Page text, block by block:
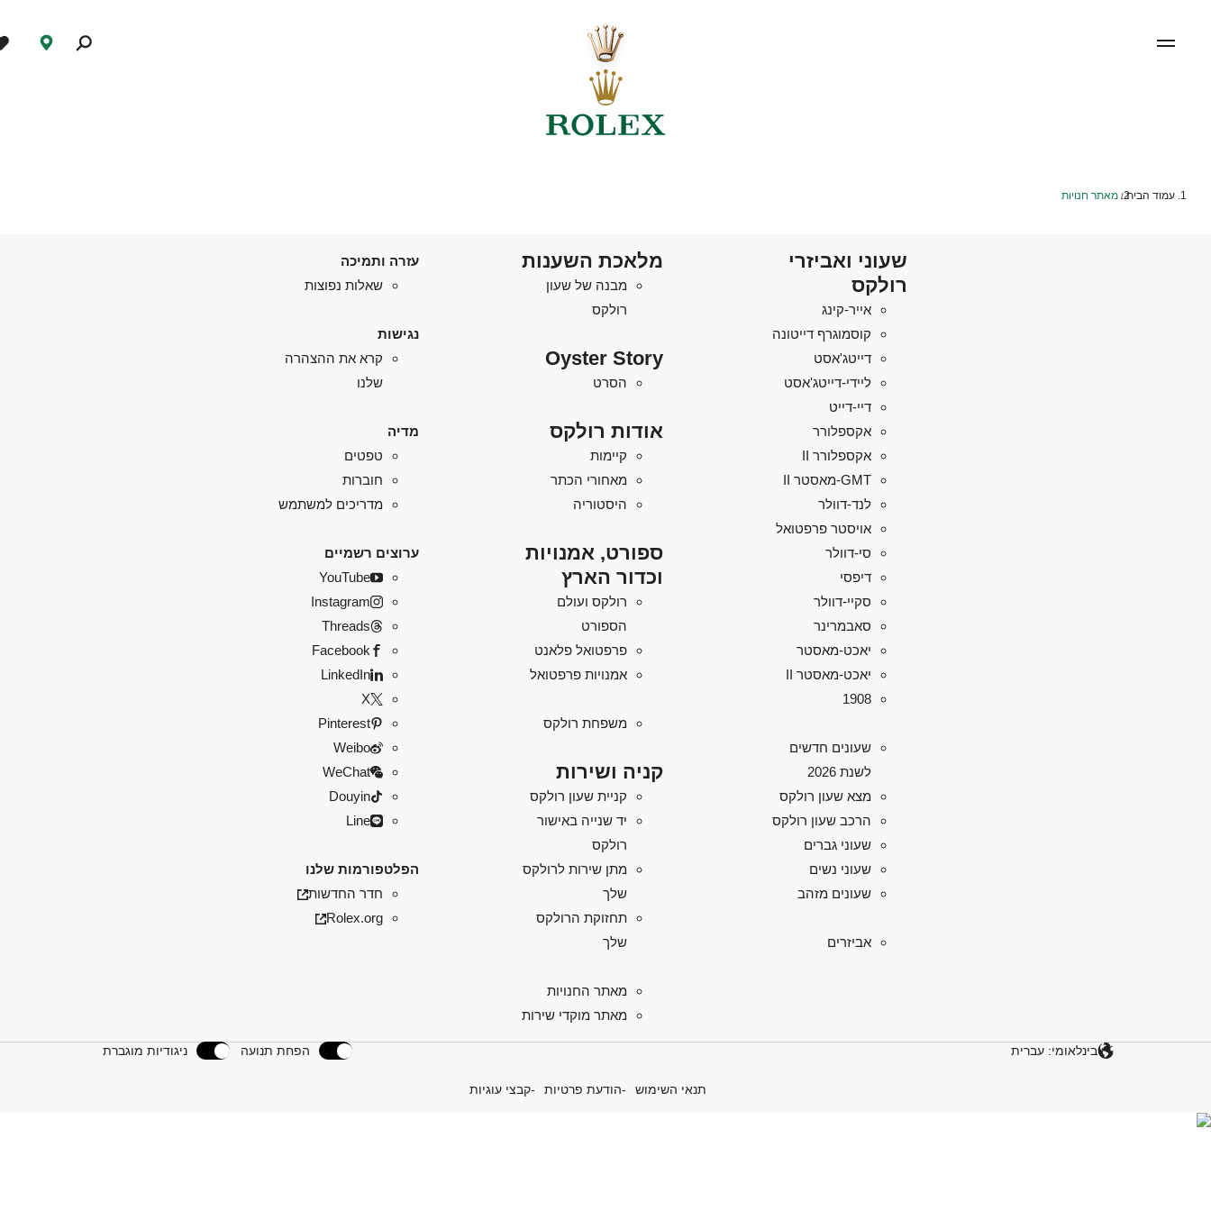
עמוד הבית/ מאתר חנויות
שעוני ואביזרי
רולקס
אייר-קינג
קוסמוגרף דייטונה
דייטג'אסט
ליידי-דייטג'אסט
דיי-דייט
אקספלורר
אקספלורר II
GMT-מאסטר II
לנד-דוולר
אויסטר פרפטואל
סי-דוולר
דיפסי
סקיי-דוולר
סאבמרינר
יאכט-מאסטר
יאכט-מאסטר II
1908
שעונים חדשים
לשנת 2026
מצא שעון רולקס
הרכב שעון רולקס
שעוני גברים
שעוני נשים
שעונים מזהב
אביזרים
מלאכת השענות
מבנה של שעון
רולקס
Oyster Story
הסרט
אודות רולקס
קיימות
מאחורי הכתר
היסטוריה
ספורט, אמנויות
וכדור הארץ
רולקס ועולם
הספורט
פרפטואל פלאנט
אמנויות פרפטואל
משפחת רולקס
קניה ושירות
קניית שעון רולקס
יד שנייה באישור
רולקס
מתן שירות לרולקס
שלך
תחזוקת הרולקס
שלך
מאתר החנויות
מאתר מוקדי שירות
עזרה ותמיכה
שאלות נפוצות
נגישות
קרא את ההצהרה
שלנו
מדיה
טפטים
חוברות
מדריכים למשתמש
ערוצים רשמיים
YouTube
Instagram
Threads
Facebook
LinkedIn
X
Pinterest
Weibo
WeChat
Douyin
Line
הפלטפורמות שלנו
חדר החדשות
Rolex.org
בינלאומי: עברית הפחת תנועה ניגודיות מוגברת
תנאי השימוש הודעת פרטיות קבצי עוגיות